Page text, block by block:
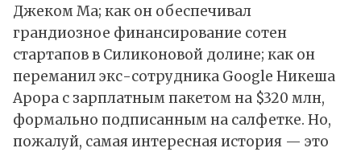
Джеком Ма; как он обеспечивал
грандиозное финансирование сотен
стартапов в Силиконовой долине; как он
переманил экс-сотрудника Google Никеша
Арора с зарплатным пакетом на $320 млн,
формально подписанным на салфетке. Но,
пожалуй, самая интересная история — это